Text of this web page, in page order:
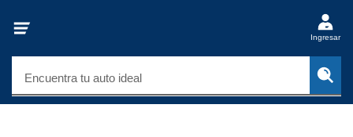
Ingresar
Encuentra tu auto ideal